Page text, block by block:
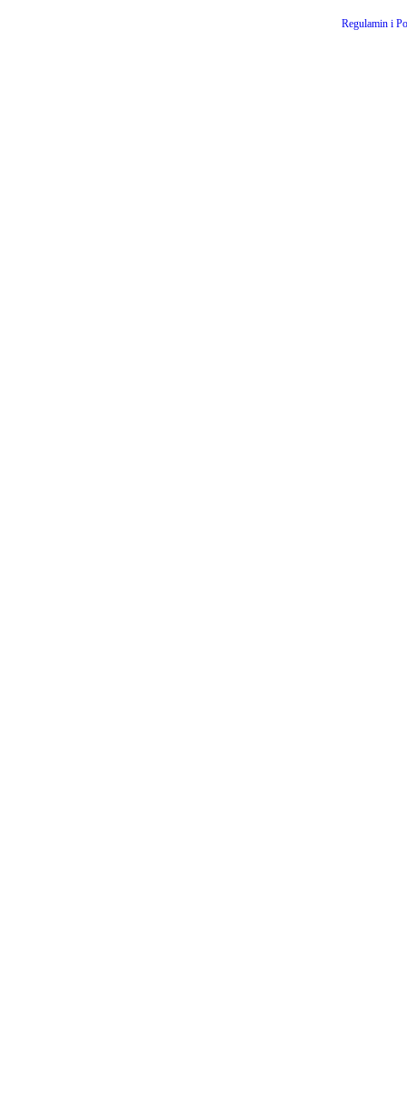
Regulamin i